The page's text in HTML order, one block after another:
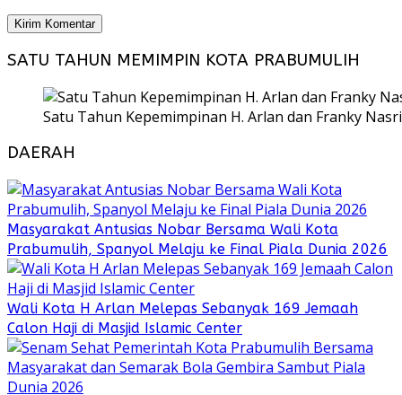
SATU TAHUN MEMIMPIN KOTA PRABUMULIH
Satu Tahun Kepemimpinan H. Arlan dan Franky
DAERAH
Masyarakat Antusias Nobar Bersama Wali Kota
Prabumulih, Spanyol Melaju ke Final Piala Dunia 2026
Wali Kota H Arlan Melepas Sebanyak 169 Jemaah
Calon Haji di Masjid Islamic Center